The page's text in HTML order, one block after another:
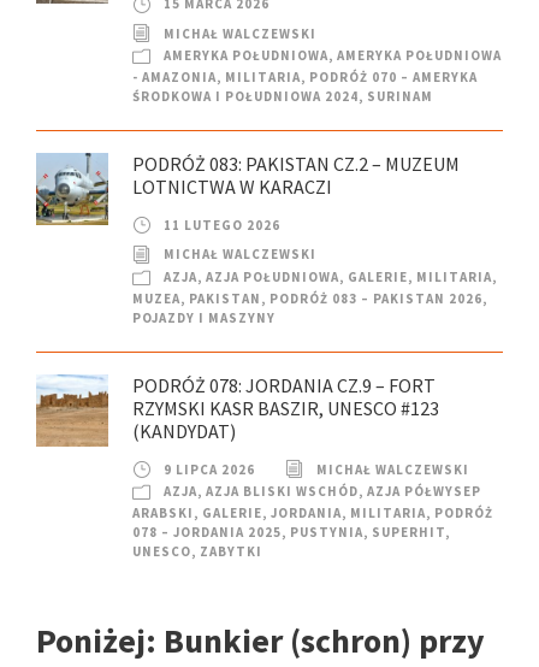
15 MARCA 2026
MICHAŁ WALCZEWSKI
AMERYKA POŁUDNIOWA, AMERYKA POŁUDNIOWA
- AMAZONIA, MILITARIA, PODRÓŻ 070 – AMERYKA
ŚRODKOWA I POŁUDNIOWA 2024, SURINAM
PODRÓŻ 083: PAKISTAN CZ.2 – MUZEUM
LOTNICTWA W KARACZI
11 LUTEGO 2026
MICHAŁ WALCZEWSKI
AZJA, AZJA POŁUDNIOWA, GALERIE, MILITARIA,
MUZEA, PAKISTAN , PODRÓŻ 083 – PAKISTAN 2026,
POJAZDY I MASZYNY
PODRÓŻ 078: JORDANIA CZ.9 – FORT
RZYMSKI KASR BASZIR, UNESCO #123
(KANDYDAT)
9 LIPCA 2026
MICHAŁ WALCZEWSKI
AZJA, AZJA BLISKI WSCHÓD, AZJA PÓŁWYSEP
ARABSKI , GALERIE, JORDANIA, MILITARIA, PODRÓŻ
078 – JORDANIA 2025, PUSTYNIA, SUPERHIT,
UNESCO, ZABYTKI
Poniżej: Bunkier (schron) przy